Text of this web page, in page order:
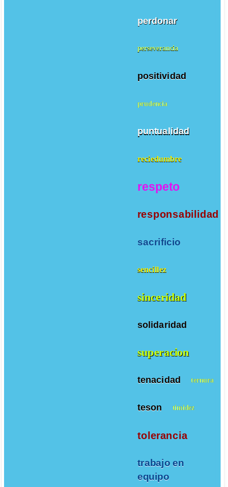
perdonar
perseverancia
positividad
prudencia
puntualidad
reciedumbre
respeto
responsabilidad
sacrificio
sencillez
sinceridad
solidaridad
superacion
tenacidad ternura
teson timidez
tolerancia
trabajo en
equipo